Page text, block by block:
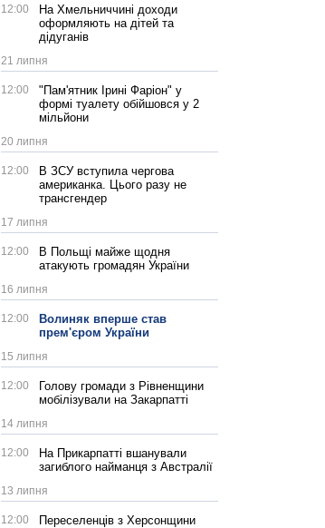
12:00
На Хмельниччині доходи
оформляють на дітей та
дідуганів
21 липня
12:00
"Пам'ятник Ірині Фаріон" у
формі туалету обійшовся у 2
мільйони
20 липня
12:00
В ЗСУ вступила чергова
американка. Цього разу не
трансгендер
17 липня
12:00
В Польщі майже щодня
атакують громадян України
16 липня
12:00
Волиняк вперше став
прем'єром України
15 липня
12:00
Голову громади з Рівненщини
мобілізували на Закарпатті
14 липня
12:00
На Прикарпатті вшанували
загиблого найманця з Австралії
13 липня
12:00
Переселенців з Херсонщини